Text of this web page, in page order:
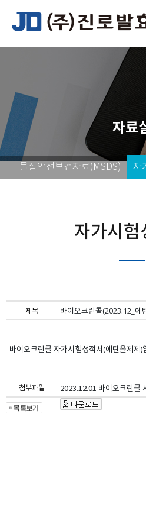
자료
물질안전보건자료(MSDS) 자
자가시험
제목 바이오크린콜(2023.12_에
바이오크린콜 자가시험성적서(에탄올제제)
첨부파일 2023.12.01 바이오크린콜